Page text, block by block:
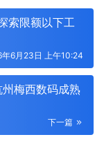
索限额以下工
6月23日 上午10:24
梅西数码成熟
下一篇